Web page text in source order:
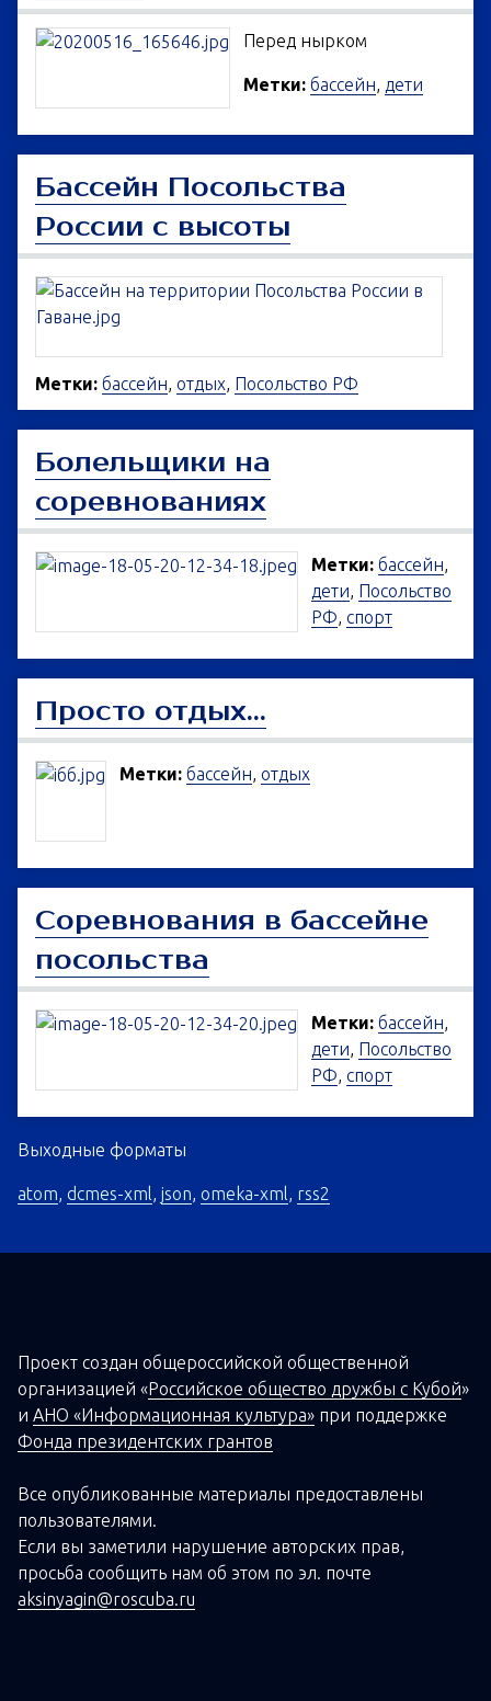
Перед нырком
Метки: бассейн, дети
Бассейн Посольства
России с высоты
Метки: бассейн, отдых, Посольство РФ
Болельщики на
соревнованиях
Метки: бассейн,
дети, Посольство
РФ, спорт
Просто отдых...
Метки: бассейн, отдых
Соревнования в бассейне
посольства
Метки: бассейн,
дети, Посольство
РФ, спорт
Выходные форматы
atom, dcmes-xml, json, omeka-xml, rss2
Проект создан общероссийской общественной
организацией «Российское общество дружбы с Кубой»
и АНО «Информационная культура» при поддержке
Фонда президентских грантов
Все опубликованные материалы предоставлены
пользователями.
Если вы заметили нарушение авторских прав,
просьба сообщить нам об этом по эл. почте
aksinyagin@roscuba.ru